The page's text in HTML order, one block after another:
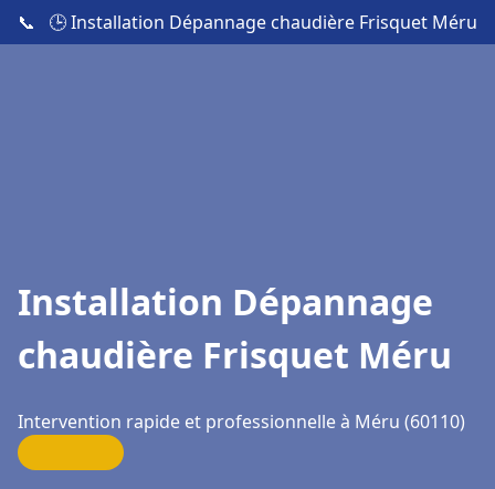
📞 🕒 Installation Dépannage chaudière Frisquet Méru
Installation Dépannage
chaudière Frisquet Méru
Intervention rapide et professionnelle à Méru (60110)